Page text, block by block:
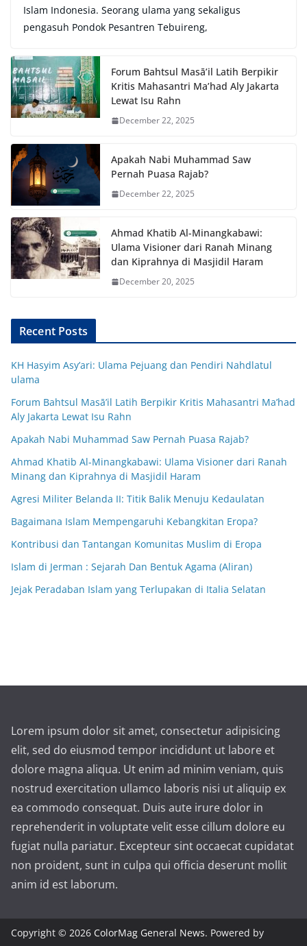
Islam Indonesia. Seorang ulama yang sekaligus
pengasuh Pondok Pesantren Tebuireng,
Forum Bahtsul Masā’il Latih Berpikir
Kritis Mahasantri Ma’had Aly Jakarta
Lewat Isu Rahn
December 22, 2025
Apakah Nabi Muhammad Saw
Pernah Puasa Rajab?
December 22, 2025
Ahmad Khatib Al-Minangkabawi:
Ulama Visioner dari Ranah Minang
dan Kiprahnya di Masjidil Haram
December 20, 2025
Recent Posts
KH Hasyim Asy’ari: Ulama Pejuang dan Pendiri Nahdlatul
ulama
Forum Bahtsul Masā’il Latih Berpikir Kritis Mahasantri Ma’had
Aly Jakarta Lewat Isu Rahn
Apakah Nabi Muhammad Saw Pernah Puasa Rajab?
Ahmad Khatib Al-Minangkabawi: Ulama Visioner dari Ranah
Minang dan Kiprahnya di Masjidil Haram
Agresi Militer Belanda II: Titik Balik Menuju Kedaulatan
Bagaimana Islam Mempengaruhi Kebangkitan Eropa?
Kontribusi dan Tantangan Komunitas Muslim di Eropa
Islam di Jerman : Sejarah Dan Bentuk Agama (Aliran)
Jejak Peradaban Islam yang Terlupakan di Italia Selatan
Lorem ipsum dolor sit amet, consectetur adipisicing
elit, sed do eiusmod tempor incididunt ut labore et
dolore magna aliqua. Ut enim ad minim veniam, quis
nostrud exercitation ullamco laboris nisi ut aliquip ex
ea commodo consequat. Duis aute irure dolor in
reprehenderit in voluptate velit esse cillum dolore eu
fugiat nulla pariatur. Excepteur sint occaecat cupidatat
non proident, sunt in culpa qui officia deserunt mollit
anim id est laborum.
Copyright © 2026 ColorMag General News. Powered by